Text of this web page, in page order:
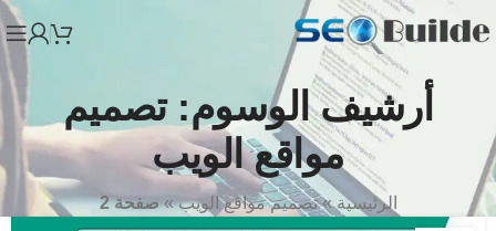
أرشيف الوسوم: تصميم
مواقع الويب
الرئيسية»تصميم مواقع الويب»صفحة 2